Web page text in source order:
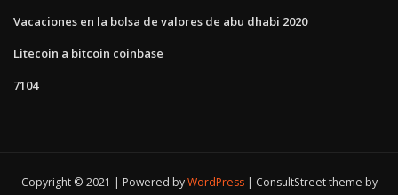
Vacaciones en la bolsa de valores de abu dhabi 2020
Litecoin a bitcoin coinbase
7104
Copyright © 2021 | Powered byWordPress
ConsultStreet theme by